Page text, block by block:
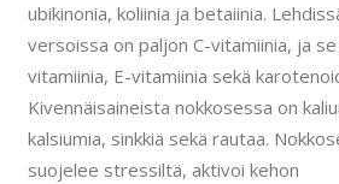
ubikinonia, koliinia ja betaiinia.
versoissa on paljon C-vitamiinia, ja
vitamiinia, E-vitamiinia sekä
Kivennäisaineista nokkosessa on
kalsiumia, sinkkiä sekä rautaa.
suojelee stressiltä, aktivoi kehon